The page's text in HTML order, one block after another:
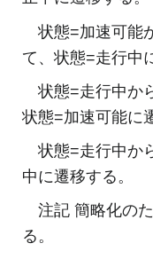
状態=加速可能
て、状態=走行中
状態=走行中か
状態=加速可能に
状態=走行中か
中に遷移する。
注記 簡略化の
る。